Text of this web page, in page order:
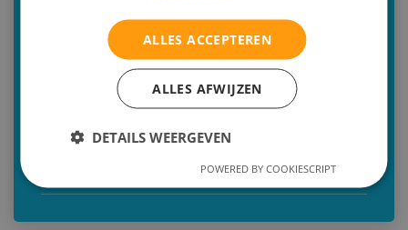
Spaans op vakantie
Ik lach me een breuk en meten is weten, rekenen
Voorbereidende brugklastraining
Bijspijkeren alle vakken
Online voorbereidende brugklastraining
ALLES ACCEPTEREN
ALLES AFWIJZEN
DETAILS WEERGEVEN
POWERED BY COOKIESCRIPT